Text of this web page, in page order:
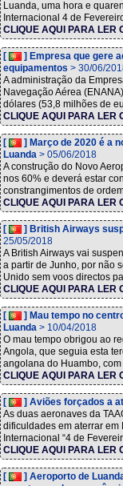
Luanda, uma hora e
Internacional 4 de
CLIQUE AQUI PARA LER
[
] Empresa que gere
equipamentos > 30/06/
A administração da
Navegação Aérea
dólares (53,8 milhões de
CLIQUE AQUI PARA LER
[
] Março de 2020 é a
Luanda > 05/06/2018
A construção do Novo
nos 60% e deverá estar
constrangimentos de
CLIQUE AQUI PARA LER
[ ] British Airways
25/05/2018
A British Airways vai
a partir de Junho, por não
Unido sem voos directos
CLIQUE AQUI PARA LER
[
] Mau tempo no
Luanda > 10/04/2018
O mau tempo obrigou ao
Angola, que seguia esta
angolana do Huambo,
CLIQUE AQUI PARA LER
[ ] Aviões forçados a
As duas aeronaves da
dificuldades em aterrar em
Internacional “4 de
CLIQUE AQUI PARA LER
[
] Aeroporto de